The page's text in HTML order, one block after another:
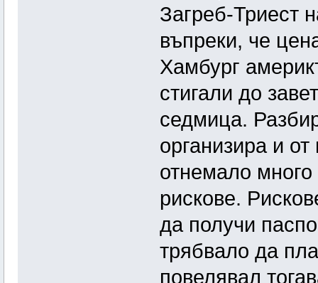
Загреб-Триест
въпреки, че
Хамбург
стигали до
седмица.
организира и
отнемало
рискове.
да получи
трябвало да
повелявал